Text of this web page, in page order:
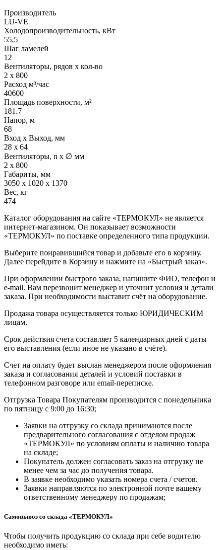
Производитель
LU-VE
Холодопроизводительность, кВт
55,5
Шаг ламелей
12
Вентиляторы, рядов х кол-во
2 х 800
Расход м³/час
40600
Площадь поверхности, м²
181.7
Напор, м
68
Вход х Выход, мм
28 х 64
Вентиляторы, n х ∅ мм
2 х 800
Габариты, мм
3050 х 1020 х 1370
Вес, кг
474
Каталог оборудования на сайте «ТЕРМОКУЛ» не является
интернет-магазином. Он показывает возможности
«ТЕРМОКУЛ» по поставке определенного типа продукции.
Выберите понравившийся товар и добавьте его в корзину.
Далее перейдите в Корзину и нажмите на «Быстрый заказ».
При оформлении быстрого заказа, напишите ФИО, телефон и
e-mail. Вам перезвонит менеджер и уточнит условия и детали
заказа. При необходимости выставит счёт на оборудование.
Продажа товара осуществляется только ЮРИДИЧЕСКИМ
лицам.
Срок действия счета составляет 5 календарных дней с даты
его выставления (если иное не указано в счёте).
Счет на оплату будет выслан менеджером после оформления
заказа и согласования деталей и условий поставки в
телефонном разговоре или email-переписке.
Отгрузка Товара Покупателям производится с понедельника
по пятницу с 9:00 до 16:30;
Заявки на отгрузку со склада принимаются после
предварительного согласования с отделом продаж
«ТЕРМОКУЛ» по условиям оплаты и наличию товара
на складе;
Покупатель должен согласовать заказ на отгрузку не
менее чем за час до получения товара.
В заявке необходимо указать номера счета / счетов.
Заявки направляются по электронной почте вашему
ответственному менеджеру по продажам;
Самовывоз со склада «ТЕРМОКУЛ»
Чтобы получить продукцию со склада при себе водителю
необходимо иметь: